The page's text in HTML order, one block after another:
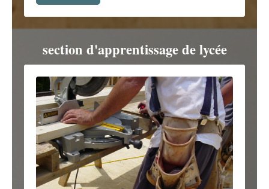
section d'apprentissage de lycée